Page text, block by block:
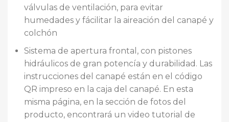
válvulas de ventilación, para evitar
humedades y fácilitar la aireación del canapé y
colchón
Sistema de apertura frontal, con pistones
hidráulicos de gran potencía y durabilidad. Las
instrucciones del canapé están en el código
QR impreso en la caja del canapé. En esta
misma página, en la sección de fotos del
producto, encontrará un video tutorial de